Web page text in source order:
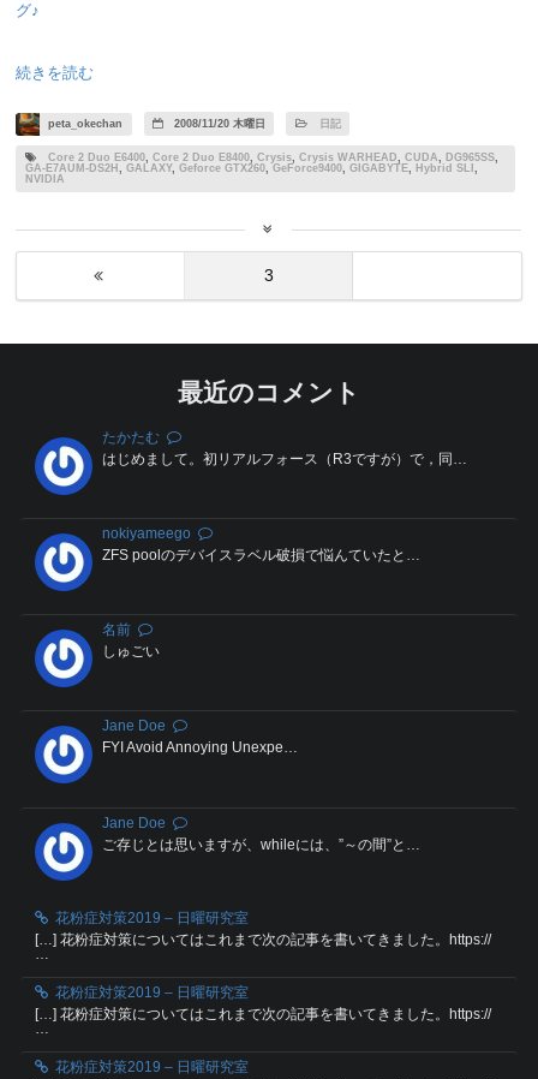
グ♪
続きを読む
peta_okechan 2008/11/20 木曜日 日記
Core 2 Duo E6400,Core 2 Duo E8400,Crysis,Crysis WARHEAD,CUDA, DG965SS,
GA-E7AUM-DS2H , GALAXY, Geforce GTX260, GeForce9400, GIGABYTE, Hybrid SLI ,
NVIDIA
ビ
ン
3
最近のコメント
たかたむ
はじめまして。初リアルフォース（R3ですが）で，同…
nokiyameego
ZFS poolのデバイスラベル破損で悩んていたと…
名前
しゅごい
Jane Doe
FYI Avoid Annoying Unexpe…
Jane Doe
ご存じとは思いますが、whileには、”～の間”と…
花粉症対策2019 – 日曜研究室
[…] 花粉症対策についてはこれまで次の記事を書いてきました。https://
…
花粉症対策2019 – 日曜研究室
[…] 花粉症対策についてはこれまで次の記事を書いてきました。https://
…
花粉症対策2019 – 日曜研究室